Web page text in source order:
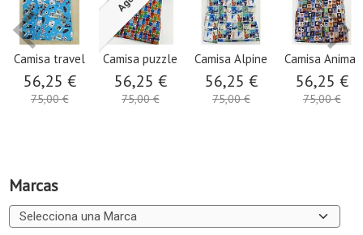
Marcas
Camisa travel
56,25 €
75,00 €
Camisa puzzle
56,25 €
75,00 €
Camisa Alpine
56,25 €
75,00 €
Camisa Animal
56,25 €
75,00 €